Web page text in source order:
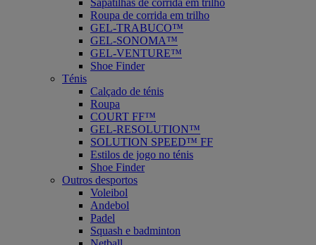
Sapatilhas de corrida em trilho
Roupa de corrida em trilho
GEL-TRABUCO™
GEL-SONOMA™
GEL-VENTURE™
Shoe Finder
Ténis
Calçado de ténis
Roupa
COURT FF™
GEL-RESOLUTION™
SOLUTION SPEED™ FF
Estilos de jogo no ténis
Shoe Finder
Outros desportos
Voleibol
Andebol
Padel
Squash e badminton